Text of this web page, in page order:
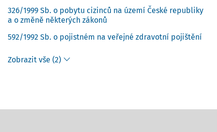
326/1999 Sb. o pobytu cizinců na území České republiky
a o změně některých zákonů
592/1992 Sb. o pojistném na veřejné zdravotní pojištění
Zobrazit vše (2)